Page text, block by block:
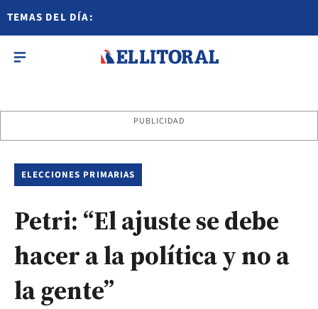
TEMAS DEL DÍA:
PUBLICIDAD
ELECCIONES PRIMARIAS
Petri: “El ajuste se debe
hacer a la política y no a
la gente”